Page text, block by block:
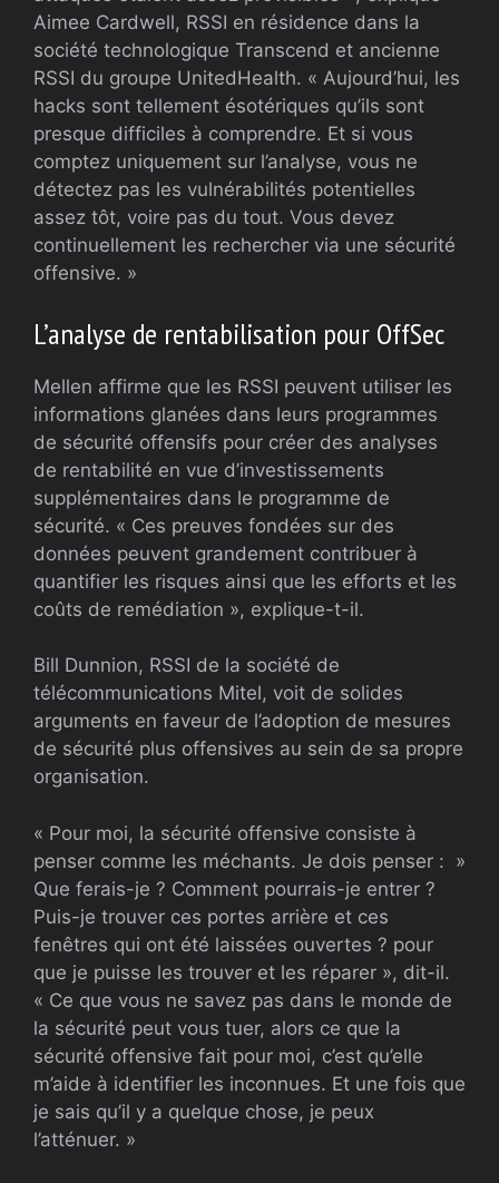
Aimee Cardwell, RSSI en résidence dans la
société technologique Transcend et ancienne
RSSI du groupe UnitedHealth. « Aujourd’hui, les
hacks sont tellement ésotériques qu’ils sont
presque difficiles à comprendre. Et si vous
comptez uniquement sur l’analyse, vous ne
détectez pas les vulnérabilités potentielles
assez tôt, voire pas du tout. Vous devez
continuellement les rechercher via une sécurité
offensive. »
L’analyse de rentabilisation pour OffSec
Mellen affirme que les RSSI peuvent utiliser les
informations glanées dans leurs programmes
de sécurité offensifs pour créer des analyses
de rentabilité en vue d’investissements
supplémentaires dans le programme de
sécurité. « Ces preuves fondées sur des
données peuvent grandement contribuer à
quantifier les risques ainsi que les efforts et les
coûts de remédiation », explique-t-il.
Bill Dunnion, RSSI de la société de
télécommunications Mitel, voit de solides
arguments en faveur de l’adoption de mesures
de sécurité plus offensives au sein de sa propre
organisation.
« Pour moi, la sécurité offensive consiste à
penser comme les méchants. Je dois penser : »
Que ferais-je ? Comment pourrais-je entrer ?
Puis-je trouver ces portes arrière et ces
fenêtres qui ont été laissées ouvertes ? pour
que je puisse les trouver et les réparer », dit-il.
« Ce que vous ne savez pas dans le monde de
la sécurité peut vous tuer, alors ce que la
sécurité offensive fait pour moi, c’est qu’elle
m’aide à identifier les inconnues. Et une fois que
je sais qu’il y a quelque chose, je peux
l’atténuer. »